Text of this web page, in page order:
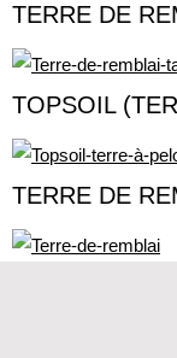
TERRE DE
TOPSOIL
TERRE DE